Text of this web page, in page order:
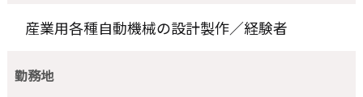
産業用各種自動機械の設計製作／経験者
勤務地